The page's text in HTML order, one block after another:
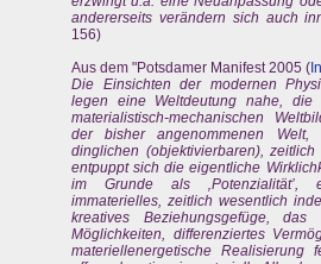
andererseits verändern sich auch
156)
Aus dem "Potsdamer Manifest 2005 (
Die Einsichten der modernen
legen eine Weltdeutung nahe, die
materialistisch-mechanischen
der bisher angenommenen Welt,
dinglichen (objektivierbaren), zeitlich
entpuppt sich die eigentliche
im Grunde als ‚Potenzialität’,
immaterielles, zeitlich wesentlich
kreatives Beziehungsgefüge,
Möglichkeiten, differenziertes
materiellenergetische Realisierung